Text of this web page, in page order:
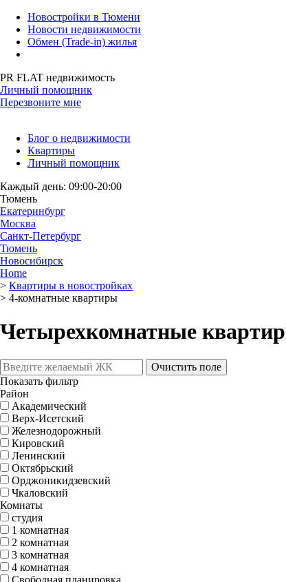
Новостройки в Тюмени
Новости недвижимости
Обмен (Trade-in) жилья
PR FLAT недвижимость
Личный помощник
Перезвоните мне
Блог о недвижимости
Квартиры
Личный помощник
Каждый день: 09:00-20:00
Тюмень
Екатеринбург
Москва
Санкт-Петербург
Тюмень
Новосибирск
Home
> Квартиры в новостройках
> 4-комнатные квартиры
Четырехкомнатные
Очистить поле
Показать фильтр
Район
Академический
Верх-Исетский
Железнодорожный
Кировский
Ленинский
Октябрьский
Орджоникидзевский
Чкаловский
Комнаты
студия
1 комнатная
2 комнатная
3 комнатная
4 комнатная
Свободная планировка